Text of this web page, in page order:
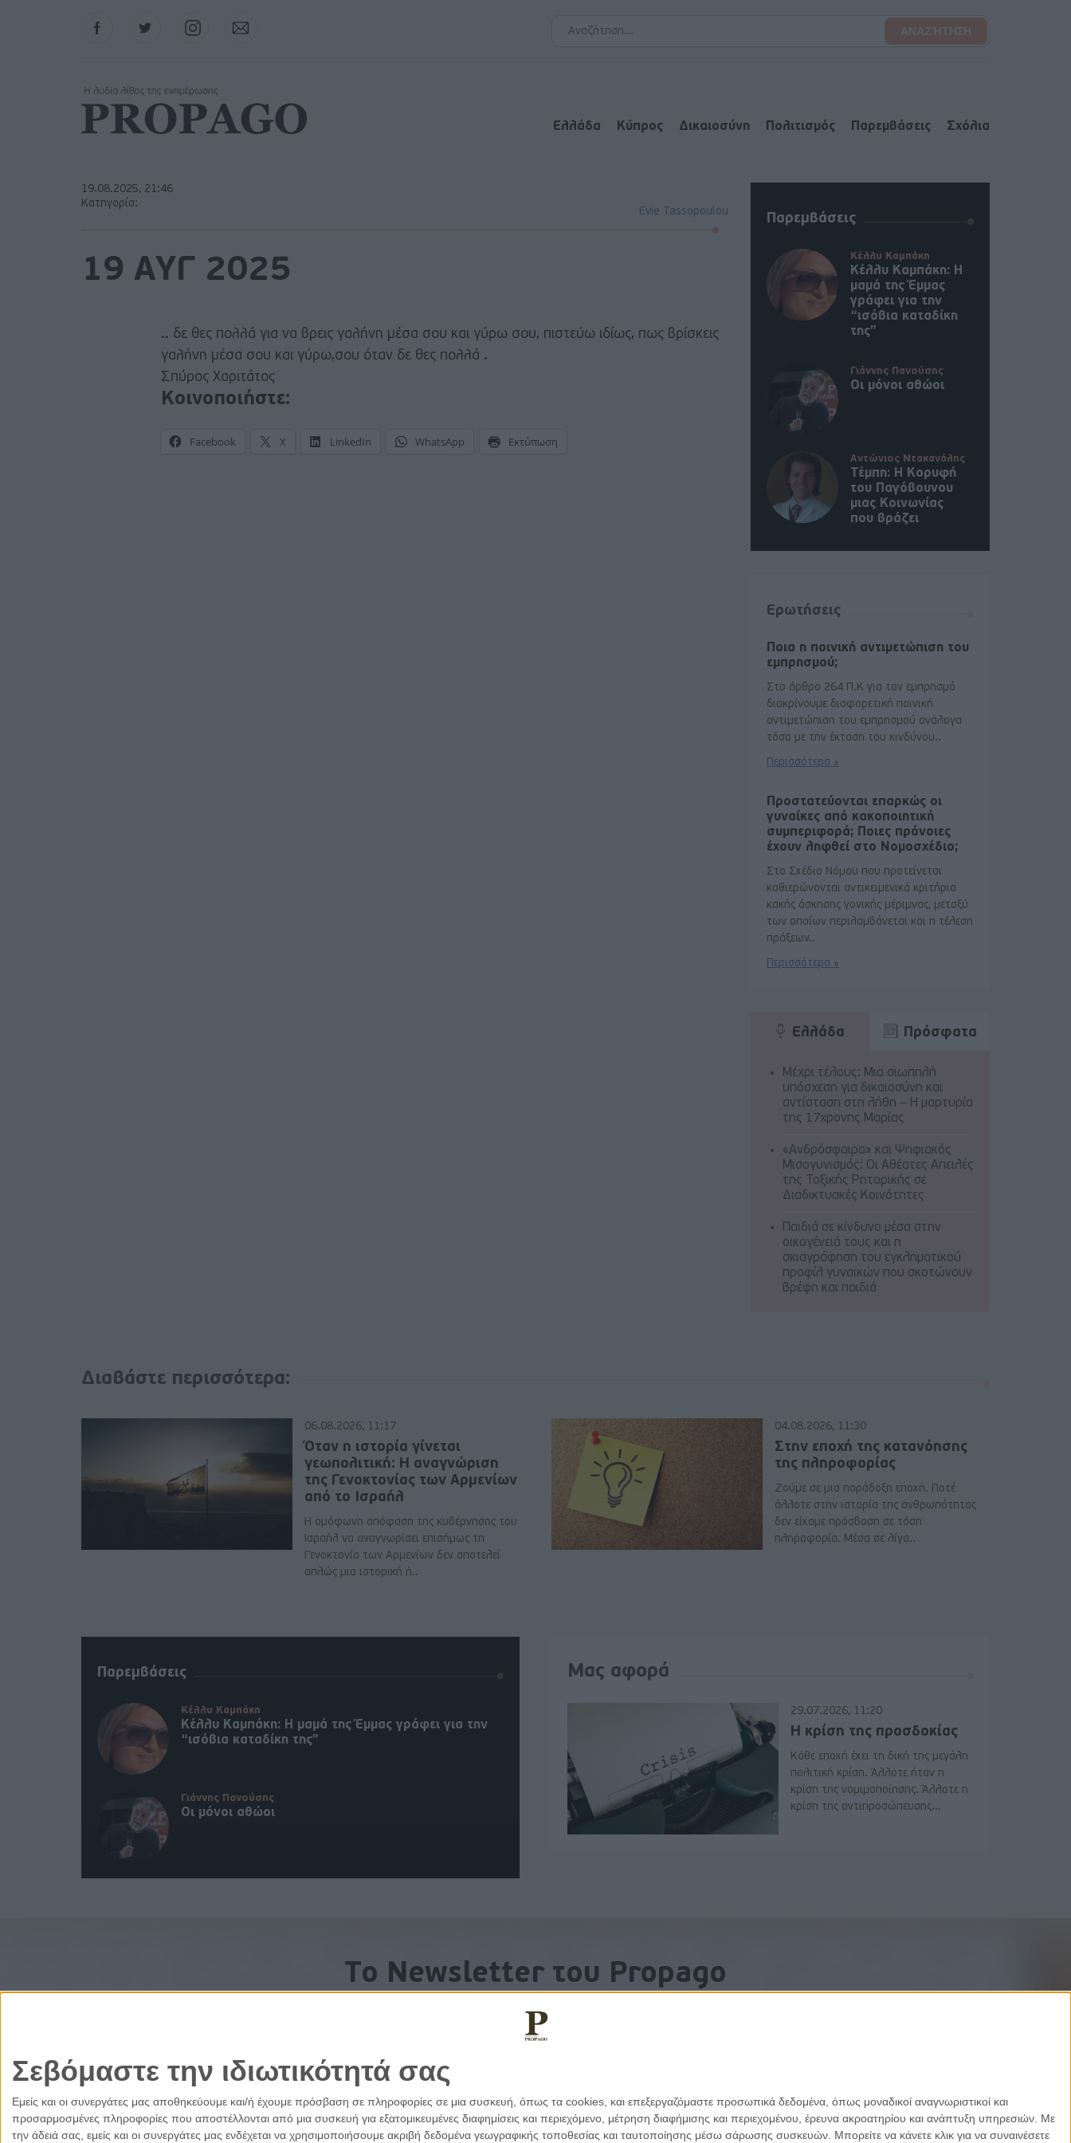
Σεβόμαστε την ιδιωτικότητά σας
Εμείς και οι συνεργάτες μας αποθηκεύουμε και/ή έχουμε πρόσβαση σε πληροφορίες σε μια συσκευή, όπως τα cookies, και επεξεργαζόμαστε προσωπικά δεδομένα, όπως μοναδικοί αναγνωριστικοί και
προσαρμοσμένες πληροφορίες που αποστέλλονται από μια συσκευή για εξατομικευμένες διαφημίσεις και περιεχόμενο, μέτρηση διαφήμισης και περιεχομένου, έρευνα ακροατηρίου και ανάπτυξη υπηρεσιών. Με
την άδειά σας, εμείς και οι συνεργάτες μας ενδέχεται να χρησιμοποιήσουμε ακριβή δεδομένα γεωγραφικής τοποθεσίας και ταυτοποίησης μέσω σάρωσης συσκευών. Μπορείτε να κάνετε κλικ για να συναινέσετε
FacebookTwitter InstagramContact
Ελλάδα Κύπρος Δικαιοσύνη Πολιτισμός Παρεμβάσεις Σχόλια
19.08.2025, 21:46
Κατηγορία:
Evie Tassopoulou
19 ΑΥΓ 2025
.. δε θες πολλά για να βρεις γαλήνη μέσα σου και γύρω σου, πιστεύω ιδίως, πως βρίσκεις
γαλήνη μέσα σου και γύρω,σου όταν δε θες πολλά .
Σπύρος Χαριτάτος
Κοινοποιήστε:
Facebook X LinkedIn WhatsApp Εκτύπωση
Παρεμβάσεις
Κέλλυ Καμπάκη
Κέλλυ Καμπάκη: Η
μαμά της Έμμας
γράφει για την
“ισόβια καταδίκη
της”
Γιάννης Πανούσης
Οι μόνοι αθώοι
Αντώνιος Ντακανάλης
Τέμπη: Η Κορυφή
του Παγόβουνου
μιας Κοινωνίας
που βράζει
Ερωτήσεις
Ποια η ποινική αντιμετώπιση του
εμπρησμού;
Στο άρθρο 264 Π.Κ για τον εμπρησμό
διακρίνουμε διαφορετική ποινική
αντιμετώπιση του εμπρησμού ανάλογα
τόσο με την έκταση του κινδύνου..
Περισσότερα »
Προστατεύονται επαρκώς οι
γυναίκες από κακοποιητική
συμπεριφορά; Ποιες πρόνοιες
έχουν ληφθεί στο Νομοσχέδιο;
Στο Σχέδιο Νόμου που προτείνεται
καθιερώνονται αντικειμενικά κριτήρια
κακής άσκησης γονικής μέριμνας, μεταξύ
των οποίων περιλαμβάνεται και η τέλεση
πράξεων..
Περισσότερα »
Ελλάδα Πρόσφατα
Μέχρι τέλους: Μια σιωπηλή
υπόσχεση για δικαιοσύνη και
αντίσταση στη λήθη – Η μαρτυρία
της 17χρονης Μαρίας
«Ανδρόσφαιρα» και Ψηφιακός
Μισογυνισμός: Οι Αθέατες Απειλές
της Τοξικής Ρητορικής σε
Διαδικτυακές Κοινότητες
Παιδιά σε κίνδυνο μέσα στην
οικογένειά τους και η
σκιαγράφηση του εγκληματικού
προφίλ γυναικών που σκοτώνουν
βρέφη και παιδιά
Διαβάστε περισσότερα:
06.08.2026, 11:17
Όταν η ιστορία γίνεται
γεωπολιτική: Η αναγνώριση
της Γενοκτονίας των Αρμενίων
από το Ισραήλ
Η ομόφωνη απόφαση της κυβέρνησης του
Ισραήλ να αναγνωρίσει επισήμως τη
Γενοκτονία των Αρμενίων δεν αποτελεί
απλώς μια ιστορική ή..
04.08.2026, 11:30
Στην εποχή της κατανόησης
της πληροφορίας
Ζούμε σε μια παράδοξη εποχή. Ποτέ
άλλοτε στην ιστορία της ανθρωπότητας
δεν είχαμε πρόσβαση σε τόση
πληροφορία. Μέσα σε λίγα..
Παρεμβάσεις
Κέλλυ Καμπάκη
Κέλλυ Καμπάκη: Η μαμά της Έμμας γράφει για την
“ισόβια καταδίκη της”
Γιάννης Πανούσης
Οι μόνοι αθώοι
Μας αφορά
29.07.2026, 11:20
Η κρίση της προσδοκίας
Κάθε εποχή έχει τη δική της μεγάλη
πολιτική κρίση. Άλλοτε ήταν η
κρίση της νομιμοποίησης. Άλλοτε η
κρίση της αντιπροσώπευσης...
To Newsletter του Propago
Λάβετε την ανάλυση της ημέρας στο email σας